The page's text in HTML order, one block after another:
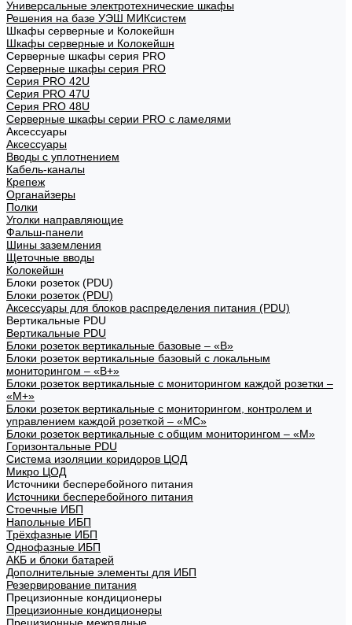
Универсальные электротехнические шкафы
Решения на базе УЭШ МИКсистем
Шкафы серверные и Колокейшн
Шкафы серверные и Колокейшн
Серверные шкафы серия PRO
Серверные шкафы серия PRO
Серия PRO 42U
Серия PRO 47U
Серия PRO 48U
Серверные шкафы серии PRO с ламелями
Аксессуары
Аксессуары
Вводы с уплотнением
Кабель-каналы
Крепеж
Органайзеры
Полки
Уголки направляющие
Фальш-панели
Шины заземления
Щеточные вводы
Колокейшн
Блоки розеток (PDU)
Блоки розеток (PDU)
Аксессуары для блоков распределения питания (PDU)
Вертикальные PDU
Вертикальные PDU
Блоки розеток вертикальные базовые – «В»
Блоки розеток вертикальные базовый с локальным
мониторингом – «В+»
Блоки розеток вертикальные с мониторингом каждой розетки –
«М+»
Блоки розеток вертикальные с мониторингом, контролем и
управлением каждой розеткой – «МС»
Блоки розеток вертикальные с общим мониторингом – «М»
Горизонтальные PDU
Система изоляции коридоров ЦОД
Микро ЦОД
Источники бесперебойного питания
Источники бесперебойного питания
Стоечные ИБП
Напольные ИБП
Трёхфазные ИБП
Однофазные ИБП
АКБ и блоки батарей
Дополнительные элементы для ИБП
Резервирование питания
Прецизионные кондиционеры
Прецизионные кондиционеры